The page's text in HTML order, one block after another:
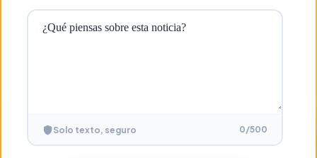
Solo texto, seguro 0/500